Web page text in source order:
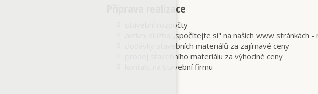
Příprava realizace
stavební rozpočty
aktivní služba „spočítejte si" na našich www
dodávky stavebních materiálů za zajímavé ceny
prodej stavebního materiálu za výhodné ceny
kontakt na stavební firmu